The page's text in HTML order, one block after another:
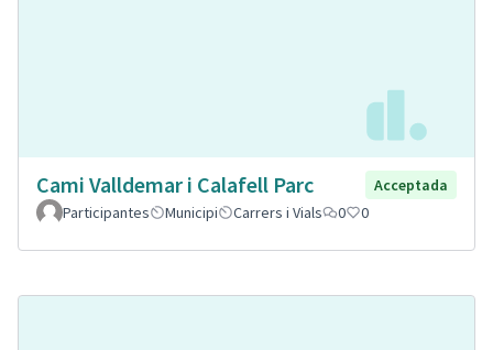
Cami Valldemar i Calafell Parc
Acceptada
Participantes
Municipi Carrers i Vials 0 0